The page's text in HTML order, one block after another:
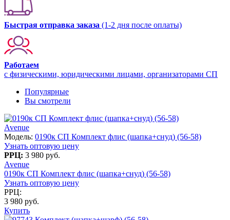
Быстрая отправка заказа (1-2 дня после оплаты)
Работаем
с физическими, юридическими лицами, организаторами СП
Популярные
Вы смотрели
Avenue
Модель: 0190к СП Комплект флис (шапка+снуд) (56-58)
Узнать оптовую цену
РРЦ: 3 980 руб.
Avenue
0190к СП Комплект флис (шапка+снуд) (56-58)
Узнать оптовую цену
РРЦ:
3 980 руб.
Купить